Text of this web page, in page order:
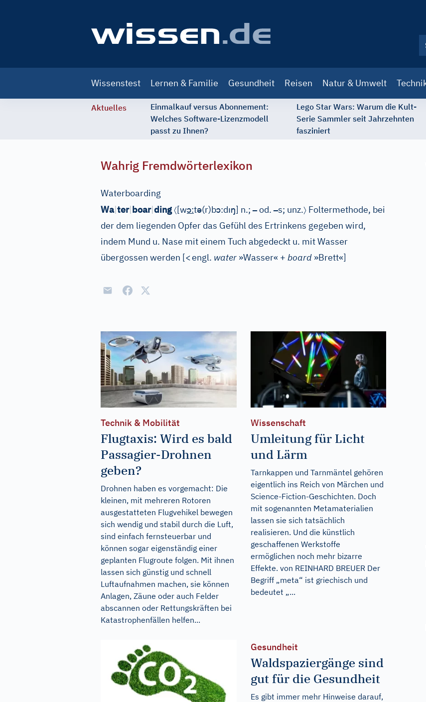
navigation
Wissenstest Lernen & Familie Gesundheit Reisen Natur & Umwelt
Aktuelles
Einmalkauf versus Abonnement:
Welches Software-Lizenzmodell
passt zu Ihnen?
Lego Star Wars: Warum die Kult-
Serie Sammler seit Jahrzehnten
fasziniert
Wahrig Fremdwörterlexikon
Waterboarding
Wa|ter|boar|ding〈[wɔ:tə(r)bɔ:dıŋ] n.;–od.–s; unz.〉 Foltermethode, bei
der dem liegenden Opfer das Gefühl des Ertrinkens gegeben wird,
indem Mund u. Nase mit einem Tuch abgedeckt u. mit Wasser
übergossen werden [<engl. water »Wasser« + board »Brett«]
Technik & Mobilität
Flugtaxis: Wird es bald
Passagier-Drohnen
geben?
Drohnen haben es vorgemacht: Die
kleinen, mit mehreren Rotoren
ausgestatteten Flugvehikel bewegen
sich wendig und stabil durch die Luft,
sind einfach fernsteuerbar und
können sogar eigenständig einer
geplanten Flugroute folgen. Mit ihnen
lassen sich günstig und schnell
Luftaufnahmen machen, sie können
Anlagen, Zäune oder auch Felder
abscannen oder Rettungskräften bei
Katastrophenfällen helfen...
Wissenschaft
Umleitung für Licht
und Lärm
Tarnkappen und Tarnmäntel gehören
eigentlich ins Reich von Märchen und
Science-Fiction-Geschichten. Doch
mit sogenannten Metamaterialien
lassen sie sich tatsächlich
realisieren. Und die künstlich
geschaffenen Werkstoffe
ermöglichen noch mehr bizarre
Effekte. von REINHARD BREUER Der
Begriff „meta“ ist griechisch und
bedeutet „...
Gesundheit
Waldspaziergänge sind
gut für die Gesundheit
Es gibt immer mehr Hinweise darauf,